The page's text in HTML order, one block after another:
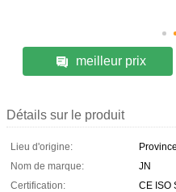
meilleur prix
Détails sur le produit
Lieu d'origine:
Nom de marque:
JN
Certification:
CE ISO